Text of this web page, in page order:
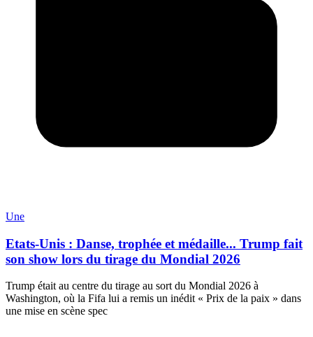
Une
Etats-Unis : Danse, trophée et médaille... Trump fait
son show lors du tirage du Mondial 2026
Trump était au centre du tirage au sort du Mondial 2026 à
Washington, où la Fifa lui a remis un inédit « Prix de la paix » dans
une mise en scène spec